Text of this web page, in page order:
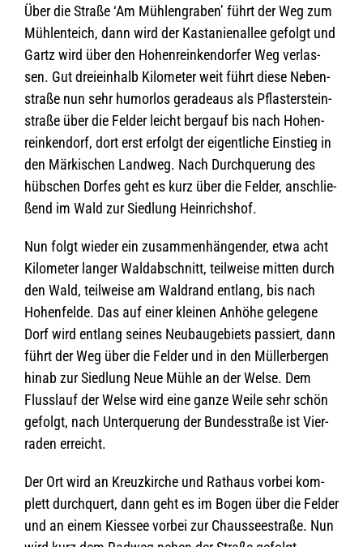
Über die Straße ‘Am Müh­len­gra­ben’ führt der Weg zum
Müh­len­teich, dann wird der Kas­ta­ni­en­al­lee gefolgt und
Gartz wird über den Hohen­rein­ken­dor­fer Weg ver­las­
sen. Gut drei­ein­halb Kilo­me­ter weit führt diese Neben­
straße nun sehr humor­los gera­de­aus als Pflas­ter­stein­
straße über die Fel­der leicht berg­auf bis nach Hohen­
rein­ken­dorf, dort erst erfolgt der eigent­li­che Ein­stieg in
den Mär­ki­schen Land­weg. Nach Durch­que­rung des
hüb­schen Dor­fes geht es kurz über die Fel­der, anschlie­
ßend im Wald zur Sied­lung Heinrichshof.
Nun folgt wie­der ein zusam­men­hän­gen­der, etwa acht
Kilo­me­ter lan­ger Wald­ab­schnitt, teil­weise mit­ten durch
den Wald, teil­weise am Wald­rand ent­lang, bis nach
Hohen­felde. Das auf einer klei­nen Anhöhe gele­gene
Dorf wird ent­lang sei­nes Neu­bau­ge­biets pas­siert, dann
führt der Weg über die Fel­der und in den Mül­ler­ber­gen
hinab zur Sied­lung Neue Mühle an der Welse. Dem
Fluss­lauf der Welse wird eine ganze Weile sehr schön
gefolgt, nach Unter­que­rung der Bun­des­straße ist Vier­
raden erreicht.
Der Ort wird an Kreuz­kir­che und Rat­haus vor­bei kom­
plett durch­quert, dann geht es im Bogen über die Fel­der
und an einem Kies­see vor­bei zur Chaus­see­straße. Nun